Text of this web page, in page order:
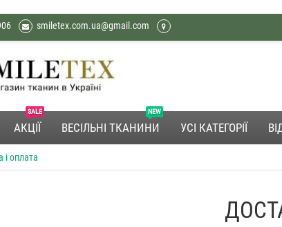
smiletex.com.ua@gmail.com
SALE
АКЦІЇ
NEW
ВЕСІЛЬНІ ТКАНИНИ УСІ КАТЕГОРІЇ
і оплата